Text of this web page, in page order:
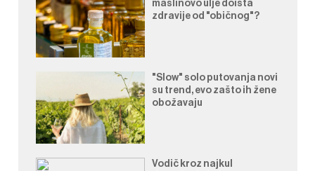
maslinovo ulje doista
zdravije od "običnog"?
"Slow" solo putovanja novi
su trend, evo zašto ih žene
obožavaju
Vodič kroz najkul